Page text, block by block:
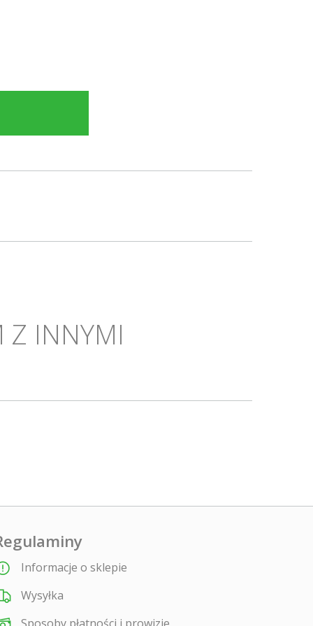
Z INNYMI
Informacje o sklepie
Wysyłka